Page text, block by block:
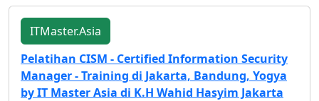
ITMaster.Asia
Pelatihan CISM - Certified Information Security
Manager - Training di Jakarta, Bandung, Yogya
by IT Master Asia di K.H Wahid Hasyim Jakarta